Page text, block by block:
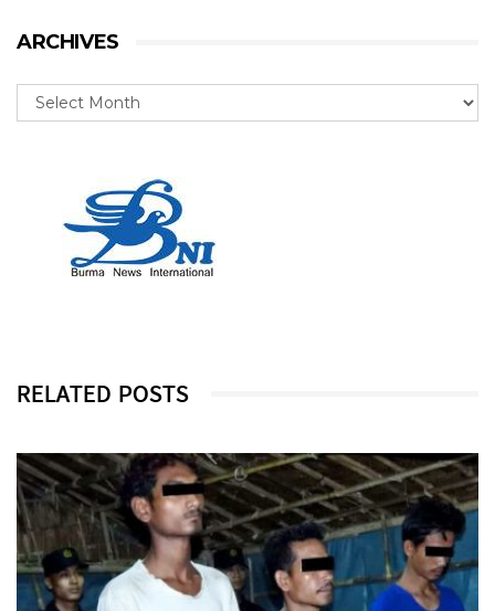
ARCHIVES
RELATED POSTS